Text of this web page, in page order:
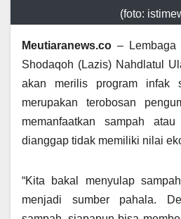
(foto:
Meutiaranews.co – Lembaga
Shodaqoh (Lazis) Nahdlatul
akan merilis program infak
merupakan terobosan
memanfaatkan sampah
dianggap tidak memiliki nilai
“Kita bakal menyulap
menjadi sumber pahala.